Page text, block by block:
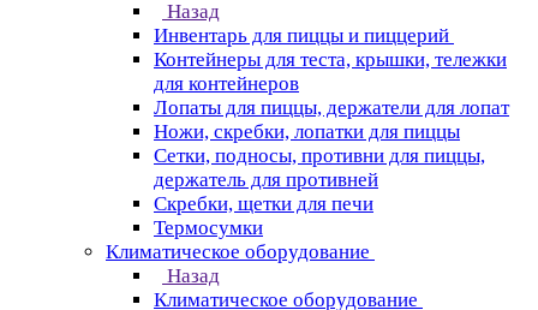
Назад
Инвентарь для пиццы и пиццерий
Контейнеры для теста, крышки, тележки
для контейнеров
Лопаты для пиццы, держатели для лопат
Ножи, скребки, лопатки для пиццы
Сетки, подносы, противни для пиццы,
держатель для противней
Скребки, щетки для печи
Термосумки
Климатическое оборудование
Назад
Климатическое оборудование